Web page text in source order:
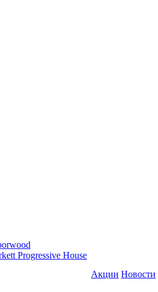
Progressive House
Акции Новости